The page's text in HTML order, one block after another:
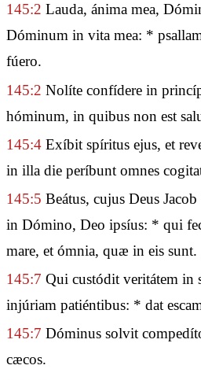
145:2 Lauda, ánima mea,
Dóminum in vita mea: *
fúero.
145:2 Nolíte confídere in
hóminum, in quibus non est
145:4 Exíbit spíritus ejus, et
in illa die períbunt omnes
145:5 Beátus, cujus Deus
in Dómino, Deo ipsíus: * qui
mare, et ómnia, quæ in eis sunt.
145:7 Qui custódit veritátem
injúriam patiéntibus: * dat
145:7 Dóminus solvit
cæcos.